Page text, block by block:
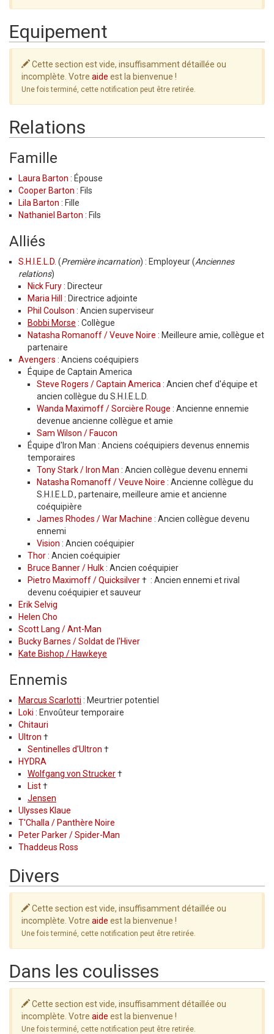
Equipement
Cette section est vide, insuffisamment détaillée ou
incomplète. Votre aide est la bienvenue !
Une fois terminé, cette notification peut être retirée.
Relations
Famille
Laura Barton : Épouse
Cooper Barton : Fils
Lila Barton : Fille
Nathaniel Barton : Fils
Alliés
S.H.I.E.L.D. (Première incarnation) : Employeur (Anciennes
relations)
Nick Fury : Directeur
Maria Hill
: Directrice adjointe
Phil Coulson : Ancien superviseur
Bobbi Morse : Collègue
Natasha Romanoff / Veuve Noire : Meilleure amie, collègue et
partenaire
Avengers : Anciens coéquipiers
Équipe de Captain America
Steve Rogers / Captain America : Ancien chef d'équipe et
ancien collègue du S.H.I.E.L.D.
Wanda Maximoff / Sorcière Rouge : Ancienne ennemie
devenue ancienne collègue et amie
Sam Wilson / Faucon
Équipe d'Iron Man : Anciens coéquipiers devenus ennemis
temporaires
Tony Stark / Iron Man : Ancien collègue devenu ennemi
Natasha Romanoff / Veuve Noire : Ancienne collègue du
S.H.I.E.L.D., partenaire, meilleure amie et ancienne
coéquipière
James Rhodes / War Machine : Ancien collègue devenu
ennemi
Vision : Ancien coéquipier
Thor : Ancien coéquipier
Bruce Banner / Hulk : Ancien coéquipier
Pietro Maximoff / Quicksilver† : Ancien ennemi et rival
devenu coéquipier et sauveur
Erik Selvig
Helen Cho
Scott Lang / Ant-Man
Bucky Barnes / Soldat de l'Hiver
Kate Bishop / Hawkeye
Ennemis
Marcus Scarlotti : Meurtrier potentiel
Loki : Envoûteur temporaire
Chitauri
Ultron †
Sentinelles d'Ultron †
HYDRA
Wolfgang von Strucker†
List†
Jensen
Ulysses Klaue
T'Challa / Panthère Noire
Peter Parker / Spider-Man
Thaddeus Ross
Divers
Cette section est vide, insuffisamment détaillée ou
incomplète. Votre aide est la bienvenue !
Une fois terminé, cette notification peut être retirée.
Dans les coulisses
Cette section est vide, insuffisamment détaillée ou
incomplète. Votre aide est la bienvenue !
Une fois terminé, cette notification peut être retirée.